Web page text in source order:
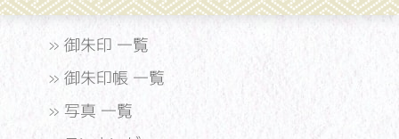
» 御朱印 一覧
» 御朱印帳 一覧
» 写真 一覧